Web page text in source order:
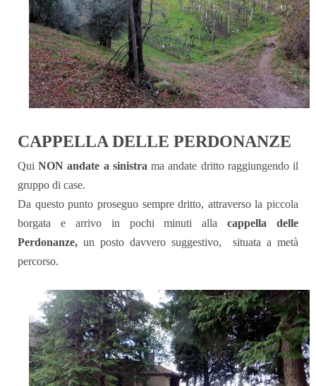
CAPPELLA DELLE PERDONANZE
QuiNON andate a sinistrama andate dritto raggiungendo il
gruppo di case.
Da questo punto proseguo sempre dritto, attraverso la piccola
borgata e arrivo in pochi minuti allacappella delle
Perdonanze, un posto davvero suggestivo, situata a metà
percorso.